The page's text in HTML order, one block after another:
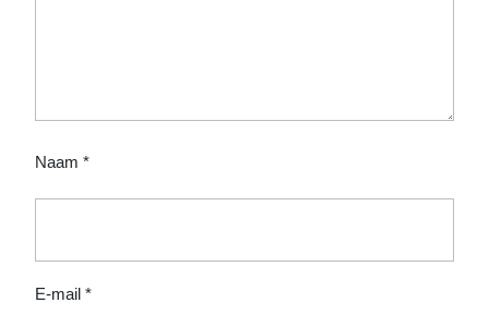
Naam *
E-mail *